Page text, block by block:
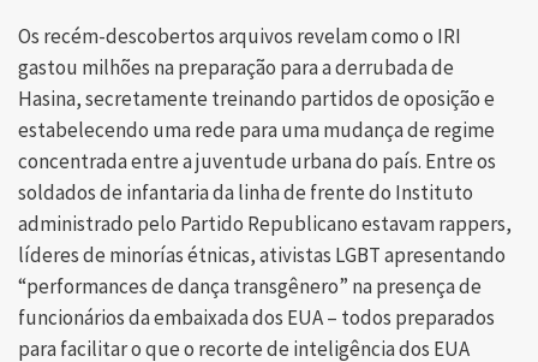
Os recém-descobertos arquivos revelam como o IRI
gastou milhões na preparação para a derrubada de
Hasina, secretamente treinando partidos de oposição e
estabelecendo uma rede para uma mudança de regime
concentrada entre a juventude urbana do país. Entre os
soldados de infantaria da linha de frente do Instituto
administrado pelo Partido Republicano estavam rappers,
líderes de minorías étnicas, ativistas LGBT apresentando
“performances de dança transgênero” na presença de
funcionários da embaixada dos EUA – todos preparados
para facilitar o que o recorte de inteligência dos EUA